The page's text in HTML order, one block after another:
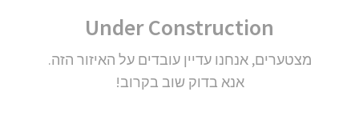
Under Construction
מצטערים, אנחנו עדיין עובדים על האיזור הזה.
אנא בדוק שוב בקרוב!